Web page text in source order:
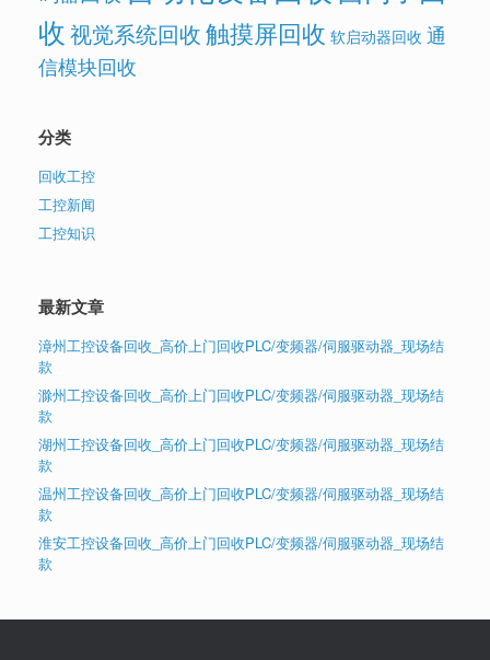
收视觉系统回收触摸屏回收 软启动器回收 通
信模块回收
分类
回收工控
工控新闻
工控知识
最新文章
漳州工控设备回收_高价上门回收PLC/变频器/伺服驱动器_现场结
款
滁州工控设备回收_高价上门回收PLC/变频器/伺服驱动器_现场结
款
湖州工控设备回收_高价上门回收PLC/变频器/伺服驱动器_现场结
款
温州工控设备回收_高价上门回收PLC/变频器/伺服驱动器_现场结
款
淮安工控设备回收_高价上门回收PLC/变频器/伺服驱动器_现场结
款